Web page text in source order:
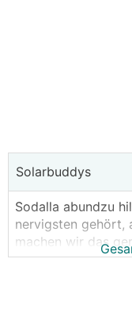
Solarbuddys
Sodalla abundzu
nervigsten gehört,
machen wir das